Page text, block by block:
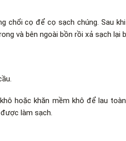
chổi cọ để cọ sạch chúng. Sau
và bên ngoài bồn rồi xả sạch lại
hoặc khăn mềm khô để lau
làm sạch.